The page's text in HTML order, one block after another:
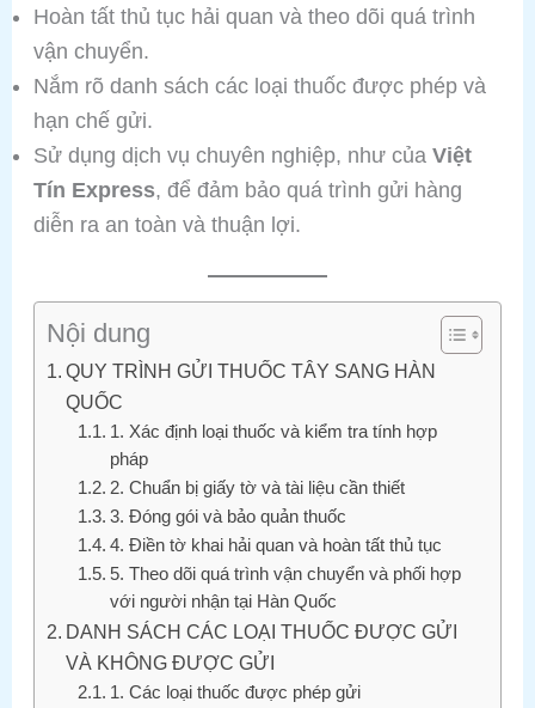
Hoàn tất thủ tục hải quan và theo dõi quá trình
vận chuyển.
Nắm rõ danh sách các loại thuốc được phép và
hạn chế gửi.
Sử dụng dịch vụ chuyên nghiệp, như của Việt
Tín Express, để đảm bảo quá trình gửi hàng
diễn ra an toàn và thuận lợi.
Nội dung
QUY TRÌNH GỬI THUỐC TÂY SANG HÀN
QUỐC
1. Xác định loại thuốc và kiểm tra tính hợp
pháp
2. Chuẩn bị giấy tờ và tài liệu cần thiết
3. Đóng gói và bảo quản thuốc
4. Điền tờ khai hải quan và hoàn tất thủ tục
5. Theo dõi quá trình vận chuyển và phối hợp
với người nhận tại Hàn Quốc
DANH SÁCH CÁC LOẠI THUỐC ĐƯỢC GỬI
VÀ KHÔNG ĐƯỢC GỬI
1. Các loại thuốc được phép gửi